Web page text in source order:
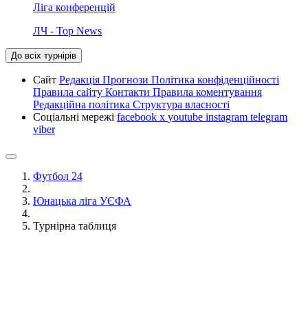
Ліга конференцій
ЛЧ - Top News
До всіх турнірів
Сайт Редакція Прогнози Політика конфіденційності
Правила сайту Контакти Правила коментування
Редакційна політика Структура власності
Соціальні мережі facebook x youtube instagram telegram
viber
Футбол 24
Юнацька ліга УЄФА
Турнірна таблиця